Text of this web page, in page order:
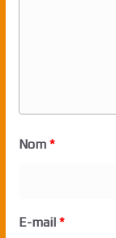
Nom *
E-mail *